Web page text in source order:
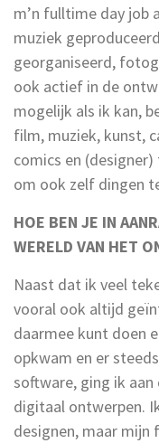
m’n fulltime day job
muziek
georganiseerd,
ook actief in de
mogelijk als ik kan,
film, muziek, kunst,
comics en
om ook zelf dingen
HOE BEN JE IN
WERELD VAN HET
Naast dat ik veel
vooral ook altijd
daarmee kunt doen
opkwam en er
software, ging ik
digitaal ontwerpen.
designen, maar mijn